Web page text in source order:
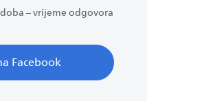
– vrijeme odgovora
Facebook